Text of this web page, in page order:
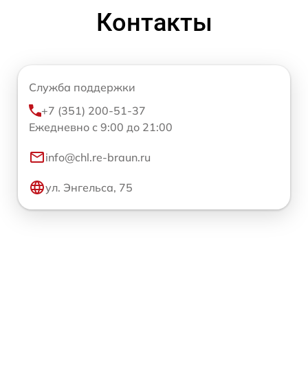
Контакты
Служба поддержки
+7 (351) 200-51-37
Ежедневно с 9:00 до 21:00
info@chl.re-braun.ru
ул. Энгельса, 75